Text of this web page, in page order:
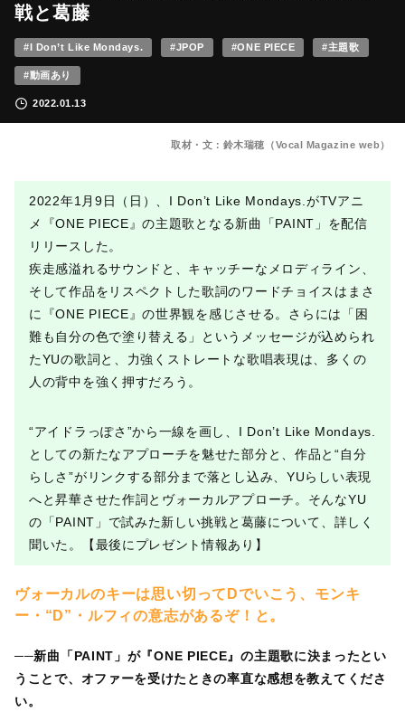
戦と葛藤
#I Don’t Like Mondays. #JPOP #ONE PIECE #主題歌
#動画あり
2022.01.13
取材・文：鈴木瑞穂（Vocal Magazine web）
2022年1月9日（日）、I Don’t Like Mondays.がTVアニ
メ『ONE PIECE』の主題歌となる新曲「PAINT」を配信
リリースした。
疾走感溢れるサウンドと、キャッチーなメロディライン、
そして作品をリスペクトした歌詞のワードチョイスはまさ
に『ONE PIECE』の世界観を感じさせる。さらには「困
難も自分の色で塗り替える」というメッセージが込められ
たYUの歌詞と、力強くストレートな歌唱表現は、多くの
人の背中を強く押すだろう。
“アイドラっぽさ”から一線を画し、I Don’t Like Mondays.
としての新たなアプローチを魅せた部分と、作品と“自分
らしさ”がリンクする部分まで落とし込み、YUらしい表現
へと昇華させた作詞とヴォーカルアプローチ。そんなYU
の「PAINT」で試みた新しい挑戦と葛藤について、詳しく
聞いた。【最後にプレゼント情報あり】
ヴォーカルのキーは思い切ってDでいこう、モンキ
ー・“D”・ルフィの意志があるぞ！と。
──新曲「PAINT」が『ONE PIECE』の主題歌に決まったとい
うことで、オファーを受けたときの率直な感想を教えてくださ
い。